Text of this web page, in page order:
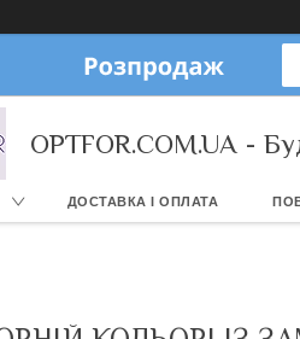
OPTFOR.COM.UA -
ДОСТАВКА І ОПЛАТА